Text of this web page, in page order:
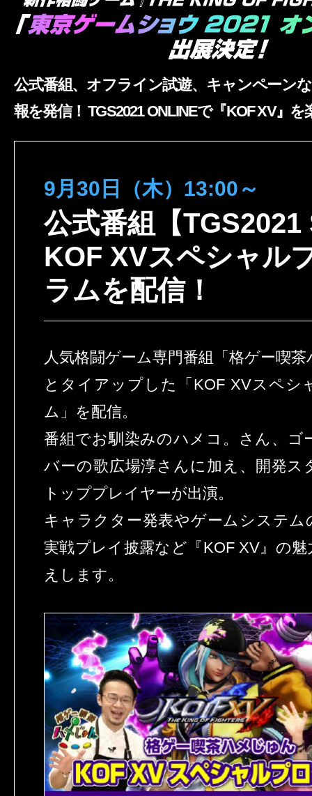
公式番組、オフライン試遊、キャンペーン
報を発信！ TGS2021 ONLINEで『KOF XV』
9月30日（木）13:00～
公式番組【TGS2021
KOF XVスペシャル
ラムを配信！
人気格闘ゲーム専門番組「格ゲー喫
とタイアップした「KOF XVスペシ
ム」を配信。
番組でお馴染みのハメコ。さん、ゴ
バーの歌広場淳さんに加え、開発ス
トッププレイヤーが出演。
キャラクター発表やゲームシステム
実戦プレイ披露など『KOF XV』の
えします。